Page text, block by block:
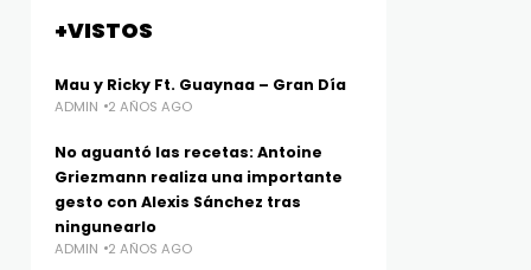
+VISTOS
Mau y Ricky Ft. Guaynaa – Gran Día
ADMIN 2 AÑOS AGO
No aguantó las recetas: Antoine
Griezmann realiza una importante
gesto con Alexis Sánchez tras
ningunearlo
ADMIN 2 AÑOS AGO